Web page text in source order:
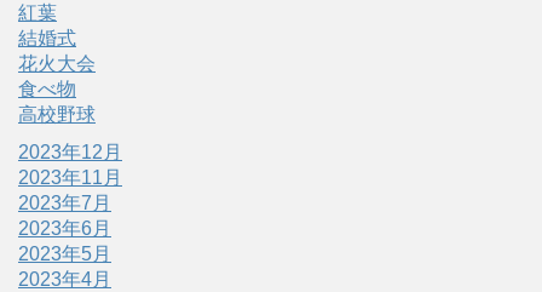
紅葉
結婚式
花火大会
食べ物
高校野球
2023年12月
2023年11月
2023年7月
2023年6月
2023年5月
2023年4月